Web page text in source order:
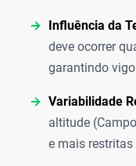
Influência da
deve ocorrer
garantindo
Variabilidade
altitude
e mais